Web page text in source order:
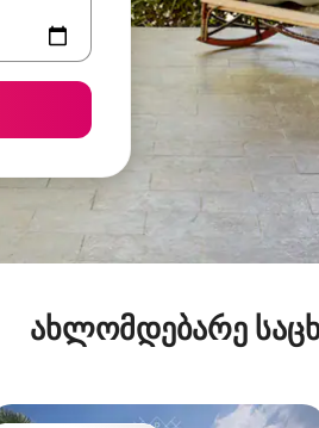
ახლომდებარე